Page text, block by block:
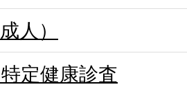
人）
定健康診査